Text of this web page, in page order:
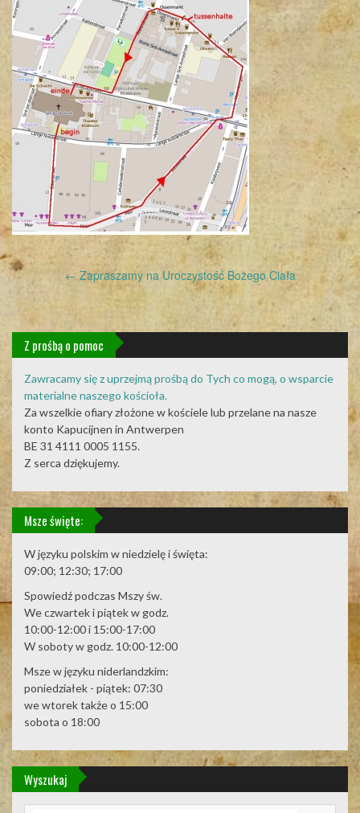
Post
navigation
←Zapraszamy na Uroczystość Bożego Ciała
Z prośbą o pomoc
Zawracamy się z uprzejmą prośbą do Tych co mogą, o wsparcie
materialne naszego kościoła.
Za wszelkie ofiary złożone w kościele lub przelane na nasze
konto Kapucijnen in Antwerpen
BE 31 4111 0005 1155.
Z serca dziękujemy.
Msze święte:
W języku polskim w niedzielę i święta:
09:00; 12:30; 17:00
Spowiedź podczas Mszy św.
We czwartek i piątek w godz.
10:00-12:00 i 15:00-17:00
W soboty w godz. 10:00-12:00
Msze w języku niderlandzkim:
poniedziałek - piątek: 07:30
we wtorek także o 15:00
sobota o 18:00
Wyszukaj